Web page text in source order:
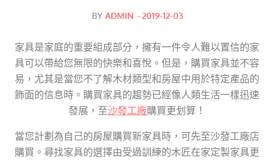
BY ADMINPosted
2019-12-03
家具是家庭的重要組成部分，擁有一件令人難以置信的家
具可以帶給您無限的快樂和喜悅。但是，購買家具並不容
易，尤其是當您不了解木材類型和房屋中用於特定產品的
飾面的信息時。購買家具的趨勢已經像人類生活一樣迅速
發展，至沙發工廠購買更划算！
當您計劃為自己的房屋購買新家具時，可先至沙發工廠店
購買。尋找家具的選擇由受過訓練的木匠在家定製家具更